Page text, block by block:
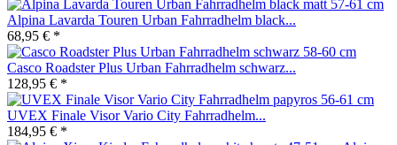
Alpina Lavarda Touren Urban Fahrradhelm black...
68,95 € *
Casco Roadster Plus Urban Fahrradhelm schwarz...
128,95 € *
UVEX Finale Visor Vario City Fahrradhelm...
184,95 € *